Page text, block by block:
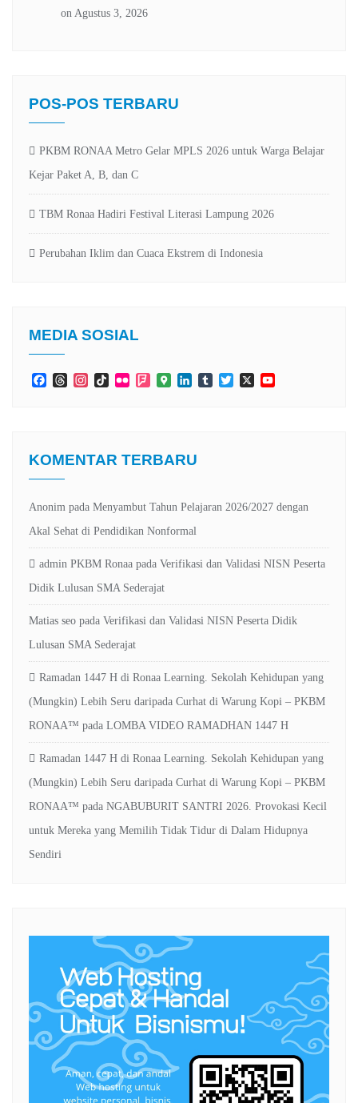
POS-POS TERBARU
PKBM RONAA Metro Gelar MPLS 2026 untuk Warga Belajar
Kejar Paket A, B, dan C
TBM Ronaa Hadiri Festival Literasi Lampung 2026
Perubahan Iklim dan Cuaca Ekstrem di Indonesia
MEDIA SOSIAL
FacebookThreadsInstagramTikTokFlickr Foursquare
GoogleLinkedInTumblrTwitter
X
KOMENTAR TERBARU
Anonim pada Menyambut Tahun Pelajaran 2026/2027 dengan
Akal Sehat di Pendidikan Nonformal
admin PKBM Ronaa pada Verifikasi dan Validasi NISN Peserta
Didik Lulusan SMA Sederajat
Matias seo pada Verifikasi dan Validasi NISN Peserta Didik
Lulusan SMA Sederajat
Ramadan 1447 H di Ronaa Learning. Sekolah Kehidupan yang
(Mungkin) Lebih Seru daripada Curhat di Warung Kopi – PKBM
RONAA™ pada LOMBA VIDEO RAMADHAN 1447 H
Ramadan 1447 H di Ronaa Learning. Sekolah Kehidupan yang
(Mungkin) Lebih Seru daripada Curhat di Warung Kopi – PKBM
RONAA™ pada NGABUBURIT SANTRI 2026. Provokasi Kecil
untuk Mereka yang Memilih Tidak Tidur di Dalam Hidupnya
Sendiri